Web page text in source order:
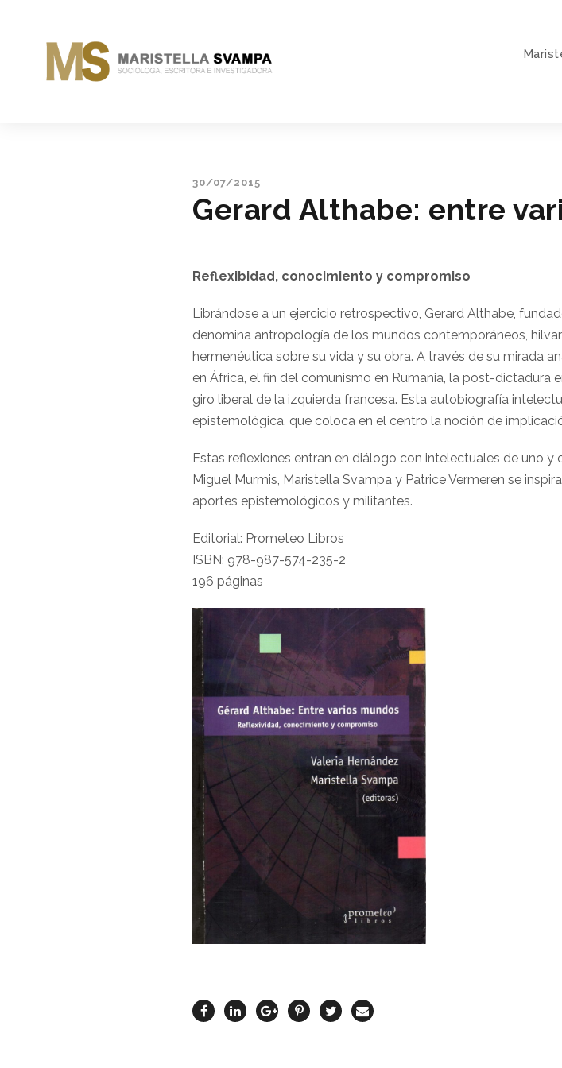
30/07/2015
Gerard Althabe: entre
Reflexibidad, conocimiento y compromiso
Librándose a un ejercicio retrospectivo, Gerard Althabe,
denomina antropología de los mundos contemporáneos,
hermenéutica sobre su vida y su obra. A través de su mirada
en África, el fin del comunismo en Rumania, la post-
giro liberal de la izquierda francesa. Esta autobiografía
epistemológica, que coloca en el centro la noción de
Estas reflexiones entran en diálogo con intelectuales de uno
Miguel Murmis, Maristella Svampa y Patrice Vermeren se
aportes epistemológicos y militantes.
Editorial: Prometeo Libros
ISBN: 978-987-574-235-2
196 páginas